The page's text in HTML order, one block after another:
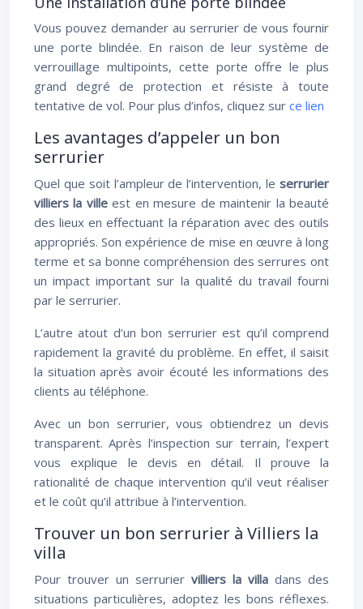
Vous pouvez demander au serrurier de vous fournir
une porte blindée. En raison de leur système de
verrouillage multipoints, cette porte offre le plus
grand degré de protection et résiste à toute
tentative de vol. Pour plus d’infos, cliquez sur ce lien
Les avantages d’appeler un bon
serrurier
Quel que soit l’ampleur de l’intervention, le serrurier
villiers la villeest en mesure de maintenir la beauté
des lieux en effectuant la réparation avec des outils
appropriés. Son expérience de mise en œuvre à long
terme et sa bonne compréhension des serrures ont
un impact important sur la qualité du travail fourni
par le serrurier.
L’autre atout d’un bon serrurier est qu’il comprend
rapidement la gravité du problème. En effet, il saisit
la situation après avoir écouté les informations des
clients au téléphone.
Avec un bon serrurier, vous obtiendrez un devis
transparent. Après l’inspection sur terrain, l’expert
vous explique le devis en détail. Il prouve la
rationalité de chaque intervention qu’il veut réaliser
et le coût qu’il attribue à l’intervention.
Trouver un bon serrurier à Villiers la
villa
Pour trouver un serrurier villiers la villa dans des
situations particulières, adoptez les bons réflexes.